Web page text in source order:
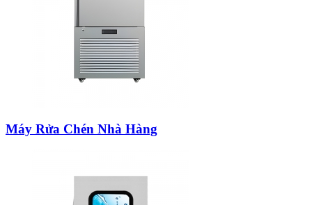
Máy Rửa Chén Nhà Hàng